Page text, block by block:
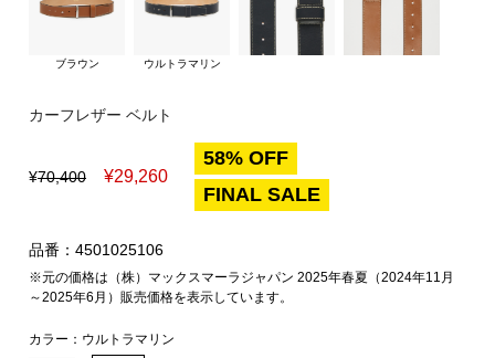
ブラウン ウルトラマリン
カーフレザー ベルト
¥70,400 ¥29,260
58% OFF
FINAL SALE
品番：4501025106
※元の価格は（株）マックスマーラジャパン 2025年春夏（2024年11月
～2025年6月）販売価格を表示しています。
カラー： ウルトラマリン